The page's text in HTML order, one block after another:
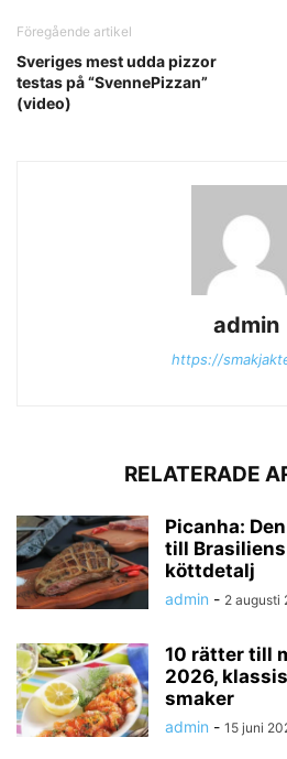
Föregående artikel
Sveriges mest udda pizzor
testas på “SvennePizzan”
(video)
admin
https://
RELATERADE
Picanha:
till
köttdetalj
admin - 2 augusti
10 rätter till
2026,
smaker
admin - 15 juni